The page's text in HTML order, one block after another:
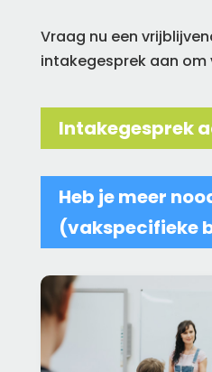
Vraag nu een
intakegesprek aan
Intakegesprek
Heb je meer
(vakspecifieke